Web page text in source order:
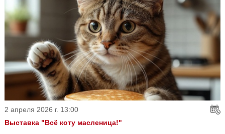
2 апреля 2026 г. 13:00
Выставка "Всё коту масленица!"